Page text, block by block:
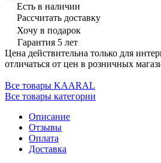
Есть в наличии
Рассчитать доставку
Хочу в подарок
Гарантия 5 лет
Цена действительна только для
отличаться от цен в розничных
Все товары KAARAL
Все товары категории
Описание
Отзывы
Оплата
Доставка